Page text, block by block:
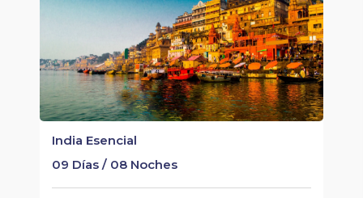
India Esencial
09 Días / 08 Noches